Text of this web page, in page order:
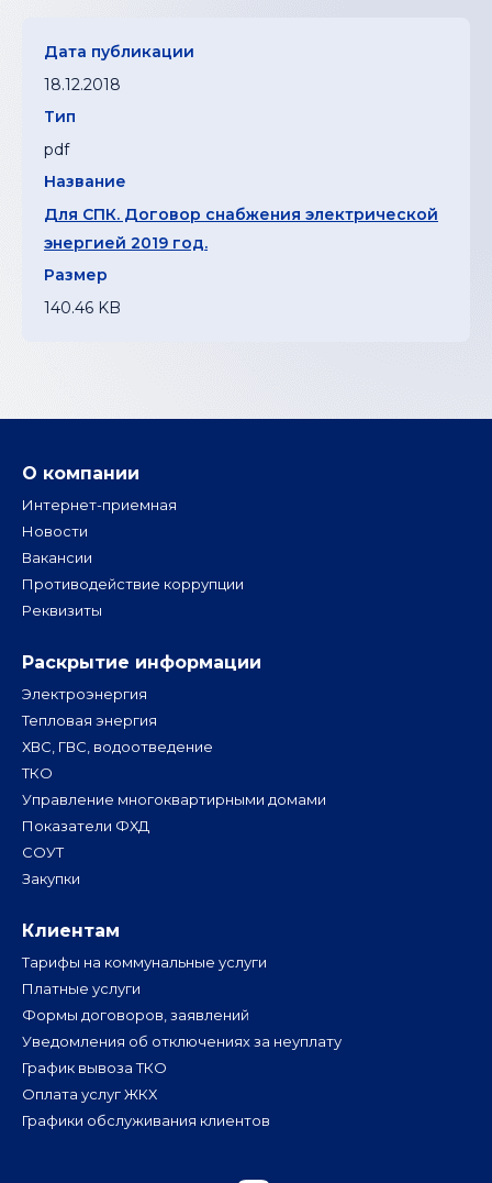
18.12.2018
pdf
Для СПК. Договор снабжения электрической
энергией 2019 год.
140.46 KB
О компании
Интернет-приемная
Новости
Вакансии
Противодействие коррупции
Реквизиты
Раскрытие информации
Электроэнергия
Тепловая энергия
ХВС, ГВС, водоотведение
ТКО
Управление многоквартирными домами
Показатели ФХД
СОУТ
Закупки
Клиентам
Тарифы на коммунальные услуги
Платные услуги
Формы договоров, заявлений
Уведомления об отключениях за неуплату
График вывоза ТКО
Оплата услуг ЖКХ
Графики обслуживания клиентов